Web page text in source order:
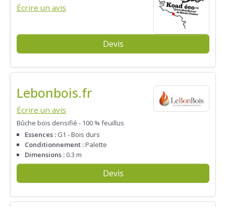
Écrire un avis
Devis
Lebonbois.fr
Écrire un avis
Bûche bois densifié - 100 % feuillus
Essences : G1 - Bois durs
Conditionnement :Palette
Dimensions : 0.3 m
Devis